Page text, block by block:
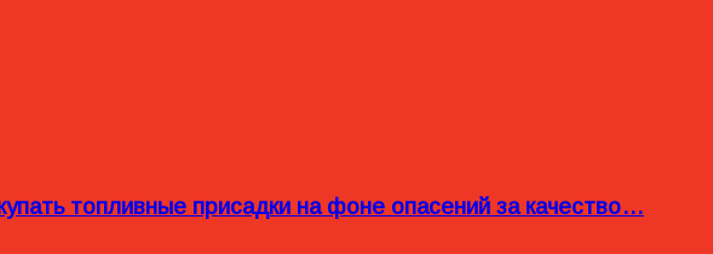
топливные присадки на фоне опасений за качество…